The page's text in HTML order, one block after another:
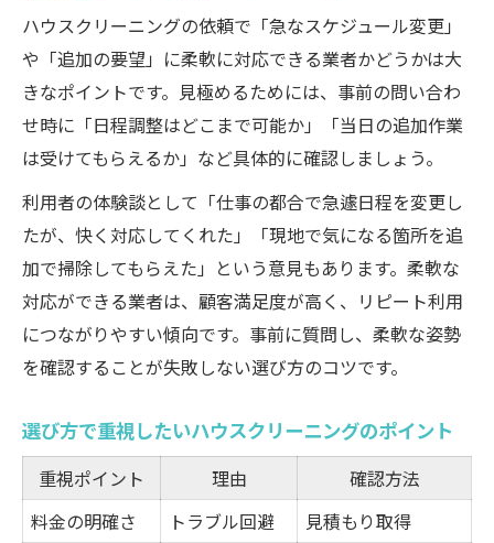
ハウスクリーニングの依頼で「急なスケジュール変更」
や「追加の要望」に柔軟に対応できる業者かどうかは大
きなポイントです。見極めるためには、事前の問い合わ
せ時に「日程調整はどこまで可能か」「当日の追加作業
は受けてもらえるか」など具体的に確認しましょう。
利用者の体験談として「仕事の都合で急遽日程を変更し
たが、快く対応してくれた」「現地で気になる箇所を追
加で掃除してもらえた」という意見もあります。柔軟な
対応ができる業者は、顧客満足度が高く、リピート利用
につながりやすい傾向です。事前に質問し、柔軟な姿勢
を確認することが失敗しない選び方のコツです。
選び方で重視したいハウスクリーニングのポイント
重視ポイント 理由
確認方法
料金の明確さ
トラブル回避 見積もり取得